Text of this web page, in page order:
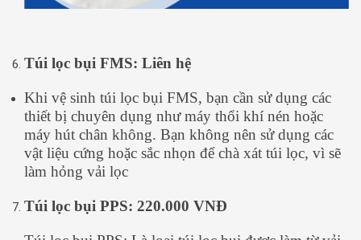
Túi lọc bụi FMS: Liên hệ
Khi vệ sinh túi lọc bụi FMS, bạn cần sử dụng các
thiết bị chuyên dụng như máy thổi khí nén hoặc
máy hút chân không. Bạn không nên sử dụng các
vật liệu cứng hoặc sắc nhọn để chà xát túi lọc, vì sẽ
làm hỏng vải lọc
Túi lọc bụi PPS: 220.000 VNĐ